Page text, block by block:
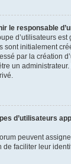
le responsable
d’utilisateurs
sont initialement
par la création
un
d’utilisateurs
peuvent
de faciliter leur